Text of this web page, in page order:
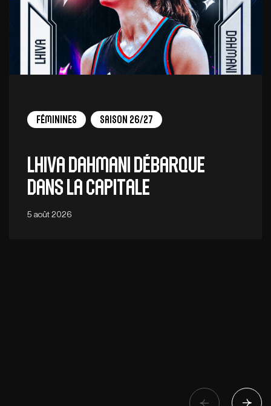
Féminines Saison 26/27
Lhiva Dahmani débarque
dans la capitale
5 août 2026